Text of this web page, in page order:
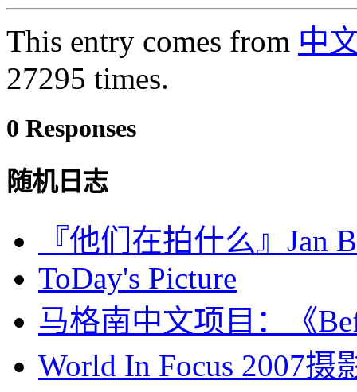
This entry comes from 中
27295 times.
0 Responses
随机日志
『他们在拍什么』Jan
ToDay's Picture
马格南中文项目：《
World In Focus 2007摄